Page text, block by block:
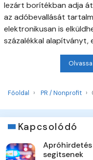
lezárt borítékban adja
az adóbevallását
elektronikusan is
százalékkal alapítványt,
Főoldal PR / Nonprofit
Kapcsolódó
segitsenek